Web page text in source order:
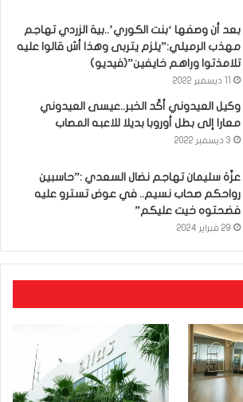
بعد أن وصفها ‘بنت الكوري’..بية الزردي تهاجم
مهذب الرميلي:”يلزم يتربى وهذا أش قالوا عليه
تلامذتوا وراهم خايفين”(فيديو)
وكيل العيدوني أكّد الخبر..عيسى العيدوني
معارا إلى بطل أوروبا بديلا للاعبه المصاب
3 ديسمبر 2022
عزّة سليمان تهاجم نضال السعدي :”حاسبين
رواحكم صحاب نسيم.. في عوض تسترو عليه
فضحتوه خيت عليكم”
29 فبراير 2024